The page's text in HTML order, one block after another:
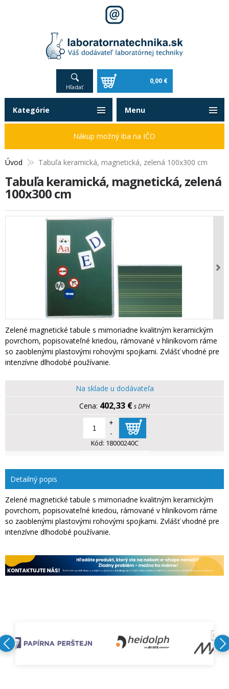
Hľadať
0,00 €
Úvod Tabuľa keramická, magnetická, zelená 100x300 cm
Tabuľa keramická, magnetická, zelená
100x300 cm
Zelené magnetické tabule s mimoriadne kvalitným keramickým
povrchom, popisovateľné kriedou, rámované v hliníkovom ráme
so zaoblenými plastovými rohovými spojkami. Zvlášť vhodné pre
intenzívne dlhodobé používanie.
Na sklade u dodávateľa
402,33 €s DPH
+
-
Kód: 18000240C
Detailný popis
Zelené magnetické tabule s mimoriadne kvalitným keramickým
povrchom, popisovateľné kriedou, rámované v hliníkovom ráme
so zaoblenými plastovými rohovými spojkami. Zvlášť vhodné pre
intenzívne dlhodobé používanie.
Kategórie
Nákup možný iba na IČO
Menu